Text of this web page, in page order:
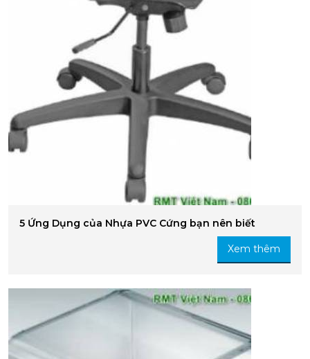
5 Ứng Dụng của Nhựa PVC Cứng bạn nên biết
Xem thêm